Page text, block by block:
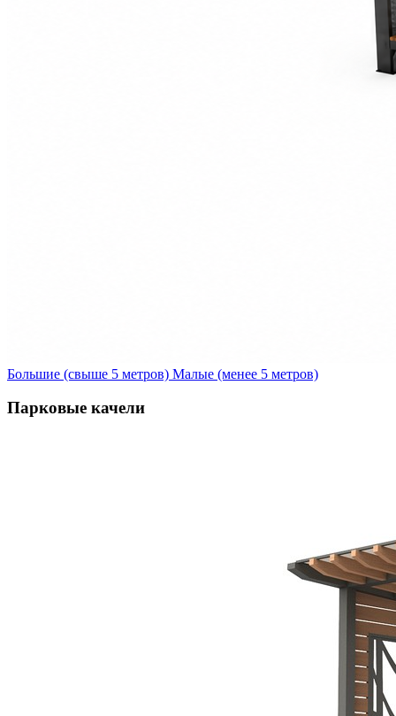
Большие (свыше 5 метров) Малые (менее 5 метров)
Парковые качели